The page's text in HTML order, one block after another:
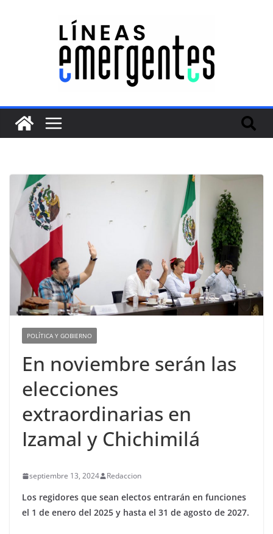
POLÍTICA Y GOBIERNO
En noviembre serán las
elecciones
extraordinarias en
Izamal y Chichimilá
septiembre 13, 2024 Redaccion
Los regidores que sean electos entrarán en funciones
el 1 de enero del 2025 y hasta el 31 de agosto de 2027.